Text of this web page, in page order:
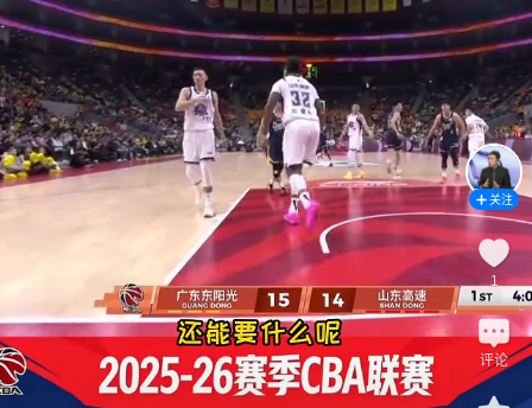
关注
1
评论